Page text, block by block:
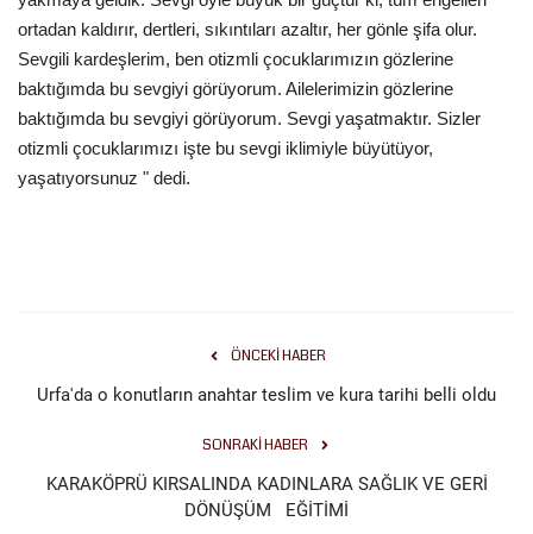
ortadan kaldırır, dertleri, sıkıntıları azaltır, her gönle şifa olur.
Sevgili kardeşlerim, ben otizmli çocuklarımızın gözlerine
baktığımda bu sevgiyi görüyorum. Ailelerimizin gözlerine
baktığımda bu sevgiyi görüyorum. Sevgi yaşatmaktır. Sizler
otizmli çocuklarımızı işte bu sevgi iklimiyle büyütüyor,
yaşatıyorsunuz " dedi.
ÖNCEKI HABER
Urfa'da o konutların anahtar teslim ve kura tarihi belli oldu
SONRAKI HABER
KARAKÖPRÜ KIRSALINDA KADINLARA SAĞLIK VE GERİ
DÖNÜŞÜM EĞİTİMİ